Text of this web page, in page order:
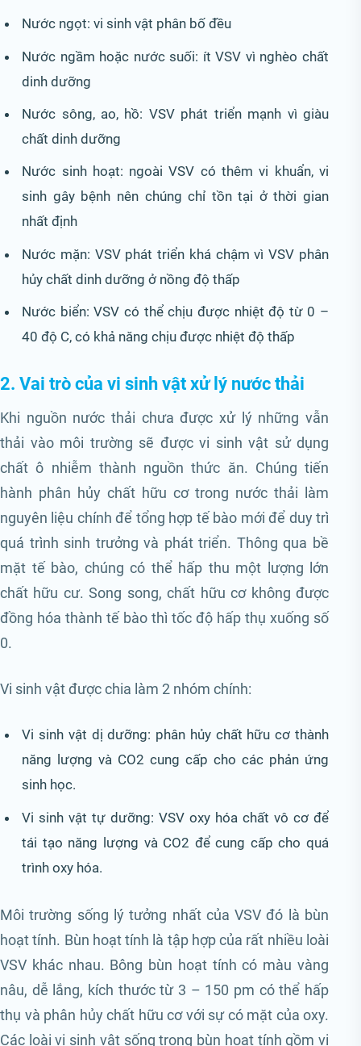
Nước ngọt: vi sinh vật phân bố đều
Nước ngầm hoặc nước suối: ít VSV vì nghèo chất
dinh dưỡng
Nước sông, ao, hồ: VSV phát triển mạnh vì giàu
chất dinh dưỡng
Nước sinh hoạt: ngoài VSV có thêm vi khuẩn, vi
sinh gây bệnh nên chúng chỉ tồn tại ở thời gian
nhất định
Nước mặn: VSV phát triển khá chậm vì VSV phân
hủy chất dinh dưỡng ở nồng độ thấp
Nước biển: VSV có thể chịu được nhiệt độ từ 0 –
40 độ C, có khả năng chịu được nhiệt độ thấp
2. Vai trò của vi sinh vật xử lý nước thải
Khi nguồn nước thải chưa được xử lý những vẫn
thải vào môi trường sẽ được vi sinh vật sử dụng
chất ô nhiễm thành nguồn thức ăn. Chúng tiến
hành phân hủy chất hữu cơ trong nước thải làm
nguyên liệu chính để tổng hợp tế bào mới để duy trì
quá trình sinh trưởng và phát triển. Thông qua bề
mặt tế bào, chúng có thể hấp thu một lượng lớn
chất hữu cư. Song song, chất hữu cơ không được
đồng hóa thành tế bào thì tốc độ hấp thụ xuống số
0.
Vi sinh vật được chia làm 2 nhóm chính:
Vi sinh vật dị dưỡng: phân hủy chất hữu cơ thành
năng lượng và CO2 cung cấp cho các phản ứng
sinh học.
Vi sinh vật tự dưỡng: VSV oxy hóa chất vô cơ để
tái tạo năng lượng và CO2 để cung cấp cho quá
trình oxy hóa.
Môi trường sống lý tưởng nhất của VSV đó là bùn
hoạt tính. Bùn hoạt tính là tập hợp của rất nhiều loài
VSV khác nhau. Bông bùn hoạt tính có màu vàng
nâu, dễ lắng, kích thước từ 3 – 150 pm có thể hấp
thụ và phân hủy chất hữu cơ với sự có mặt của oxy.
Các loài vi sinh vật sống trong bùn hoạt tính gồm vi